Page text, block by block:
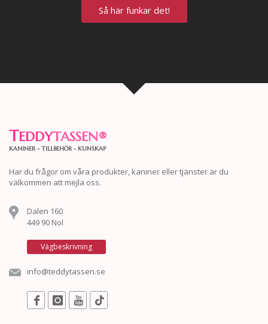
Så här funkar det!
TEDDYTASSEN®
KANINER - TILLBEHÖR - KUNSKAP
Har du frågor om våra produkter, kaniner eller tjänster är du
välkommen att mejla oss.
Dalen 160
449 90 Nol
Vägbeskrivning
info@teddytassen.se